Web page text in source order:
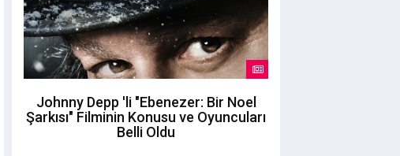
Johnny Depp 'li "Ebenezer: Bir Noel
Şarkısı" Filminin Konusu ve Oyuncuları
Belli Oldu